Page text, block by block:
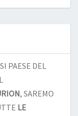
PAESE DEL
, SAREMO
LE